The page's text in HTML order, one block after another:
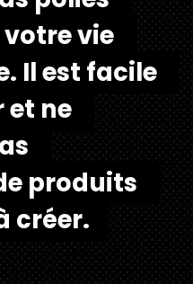
vie
Il est facile
et ne
produits
créer.
vie
Il est facile
et ne
produits
créer.